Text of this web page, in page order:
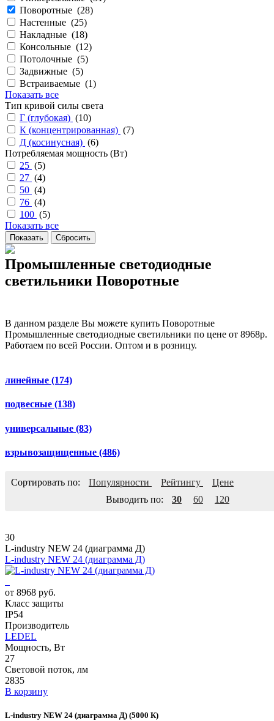
Поворотные (28)
Настенные (25)
Накладные (18)
Консольные (12)
Потолочные (5)
Задвижные (5)
Встраиваемые (1)
Показать все
Тип кривой силы света
Г (глубокая) (10)
К (концентрированная) (7)
Д (косинусная) (6)
Потребляемая мощность (Вт)
25 (5)
27 (4)
50 (4)
76 (4)
100 (5)
Показать все
Промышленные светодиодные
светильники Поворотные
В данном разделе Вы можете купить Поворотные
Промышленные светодиодные светильники по цене от 8968р.
Работаем по всей России. Оптом и в розницу.
линейные (174)
подвесные (138)
универсальные (83)
взрывозащищенные (486)
Сортировать по: Популярности Рейтингу
Цене
Выводить по:
30 60 120
30
L-industry NEW 24 (диаграмма Д)
L-industry NEW 24 (диаграмма Д)
от 8968 руб.
Класс защиты
IP54
Производитель
LEDEL
Мощность, Вт
27
Световой поток, лм
2835
В корзину
L-industry NEW 24 (диаграмма Д) (5000 К)